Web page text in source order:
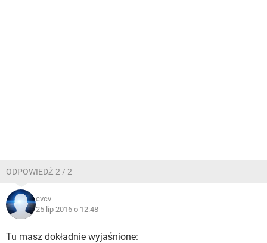
ODPOWIEDŹ 2 / 2
cvcv
25 lip 2016 o 12:48
Tu masz dokładnie wyjaśnione: